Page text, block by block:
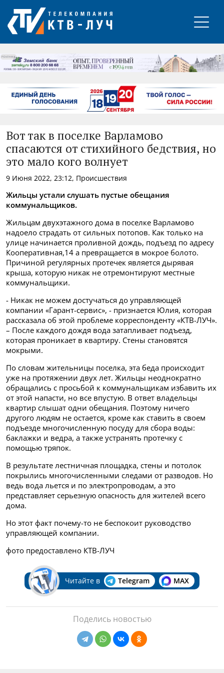
РЕКЛАМА
Вот так в поселке Варламово
спасаются от стихийного бедствия, но
это мало кого волнует
9 Июня 2022, 23:12, Происшествия
Жильцы устали слушать пустые обещания
коммунальщиков.
Жильцам двухэтажного дома в поселке Варламово
надоело страдать от сильных потопов. Как только на
улице начинается проливной дождь, подъезд по адресу
Кооперативная,14 а превращается в мокрое болото.
Причиной регулярных протечек является дырявая
крыша, которую никак не отремонтируют местные
коммунальщики.
- Никак не можем достучаться до управляющей
компании «Гарант-сервис», - признается Юлия, которая
рассказала об этой проблеме корреспонденту «КТВ-ЛУЧ».
– После каждого дождя вода затапливает подъезд,
которая проникает в квартиру. Стены становятся
мокрыми.
По словам жительницы поселка, эта беда происходит
уже на протяжении двух лет. Жильцы неоднократно
обращались с просьбой к коммунальщикам избавить их
от этой напасти, но все впустую. В ответ владельцы
квартир слышат одни обещания. Поэтому ничего
другого людям не остается, кроме как ставить в своем
подъезде многочисленную посуду для сбора воды:
баклажки и ведра, а также устранять протечку с
помощью тряпок.
В результате лестничная площадка, стены и потолок
покрылись многочисленными следами от разводов. Но
ведь вода льется и по электропроводам, а это
представляет серьезную опасность для жителей всего
дома.
Но этот факт почему-то не беспокоит руководство
управляющей компании.
фото предоставлено КТВ-ЛУЧ
Читайте в Telegram MAX
Поделись новостью